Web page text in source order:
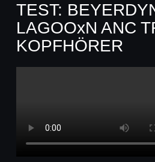
TEST:
LAGOOxN ANC
KOPFHÖRER